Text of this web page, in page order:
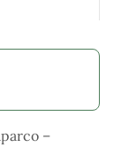
–